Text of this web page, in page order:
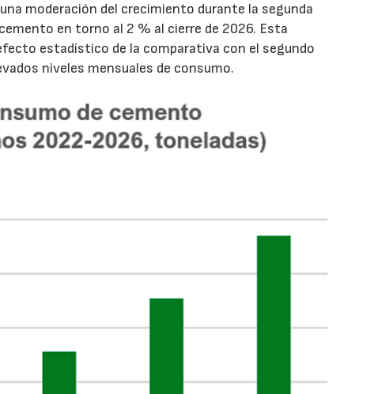
moderación del crecimiento durante la segunda
en torno al 2 % al cierre de 2026. Esta
estadístico de la comparativa con el segundo
niveles mensuales de consumo.